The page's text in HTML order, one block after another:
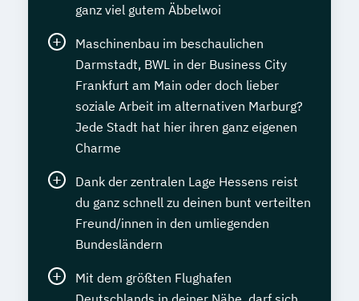
ganz viel gutem Äbbelwoi
Maschinenbau im beschaulichen
Darmstadt, BWL in der Business City
Frankfurt am Main oder doch lieber
soziale Arbeit im alternativen Marburg?
Jede Stadt hat hier ihren ganz eigenen
Charme
Dank der zentralen Lage Hessens reist
du ganz schnell zu deinen bunt verteilten
Freund/innen in den umliegenden
Bundesländern
Mit dem größten Flughafen